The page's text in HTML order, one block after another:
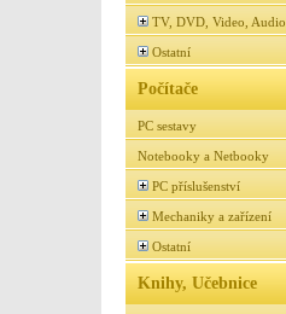
TV, DVD, Video, Audio
Ostatní
Počítače
PC sestavy
Notebooky a Netbooky
PC příslušenství
Mechaniky a zařízení
Ostatní
Knihy, Učebnice